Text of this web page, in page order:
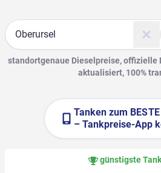
Suche
standortgenaue Dieselpreise, offizielle
aktualisiert, 100%
Tanken zum
– Tankpreise-App
günstigste